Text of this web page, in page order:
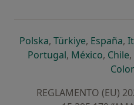
Polskase abre en una
, Türkiyese abre
, España,
Portugalse abre en
, Méxicose
, Chile,
REGLAMENTO (EU)